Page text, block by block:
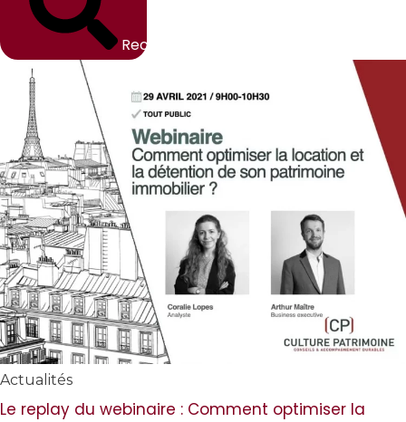
Rechercher
Actualités
Le replay du webinaire : Comment optimiser la